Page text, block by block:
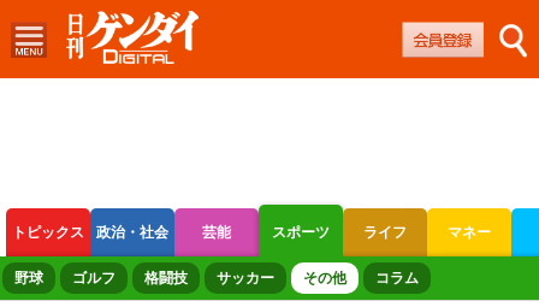
トピックス 政治・社会 芸能 スポーツ ライフ マネー
ボートレース 競輪 オートレース
野球 ゴルフ 格闘技 サッカー その他 コラム